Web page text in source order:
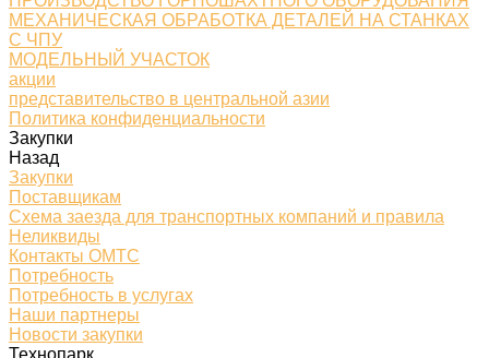
МЕХАНИЧЕСКАЯ ОБРАБОТКА ДЕТАЛЕЙ НА СТАНКАХ
С ЧПУ
МОДЕЛЬНЫЙ УЧАСТОК
акции
представительство в центральной азии
Политика конфиденциальности
Закупки
Назад
Закупки
Поставщикам
Схема заезда для транспортных компаний и правила
Неликвиды
Контакты ОМТС
Потребность
Потребность в услугах
Наши партнеры
Новости закупки
Технопарк